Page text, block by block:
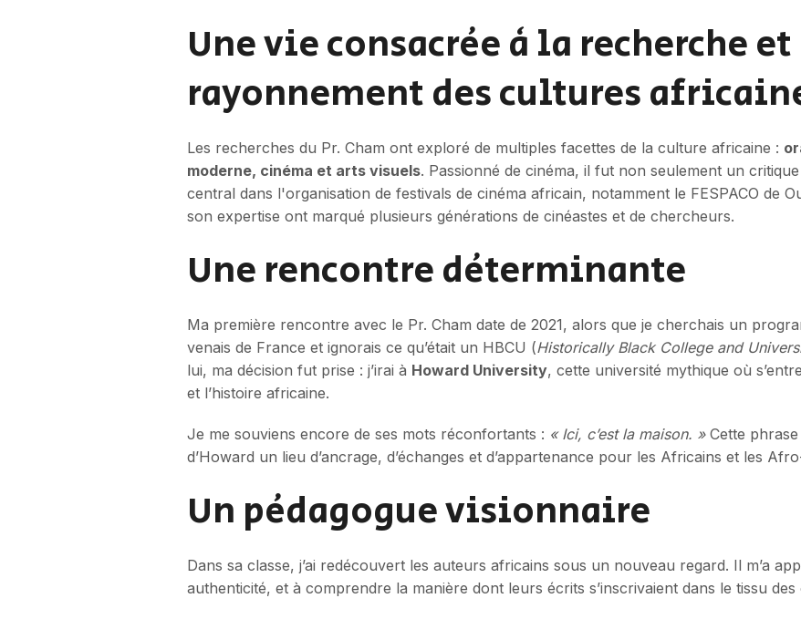
Une vie consacrée à la recherche et
rayonnement des cultures
Les recherches du Pr. Cham ont exploré de multiples facettes de la culture africaine :
moderne, cinéma et arts visuels. Passionné de cinéma, il fut non seulement un
central dans l'organisation de festivals de cinéma africain, notamment le FESPACO de
son expertise ont marqué plusieurs générations de cinéastes et de chercheurs.
Une rencontre déterminante
Ma première rencontre avec le Pr. Cham date de 2021, alors que je cherchais un
venais de France et ignorais ce qu’était un HBCU (Historically Black College and
lui, ma décision fut prise : j’irai à Howard University, cette université mythique où
et l’histoire africaine.
Je me souviens encore de ses mots réconfortants : « Ici, c’est la maison. »Cette phrase
d’Howard un lieu d’ancrage, d’échanges et d’appartenance pour les Africains et les
Un pédagogue visionnaire
Dans sa classe, j’ai redécouvert les auteurs africains sous un nouveau regard. Il m’a
authenticité, et à comprendre la manière dont leurs écrits s’inscrivaient dans le tissu